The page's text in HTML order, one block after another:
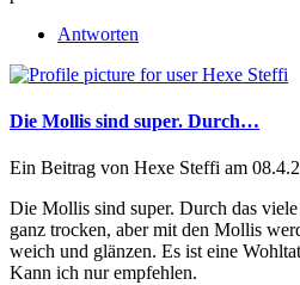
Antworten
Die Mollis sind super. Durch…
Ein Beitrag von Hexe Steffi am
Die Mollis sind super. Durch das
ganz trocken, aber mit den Mollis
weich und glänzen. Es ist eine
Kann ich nur empfehlen.